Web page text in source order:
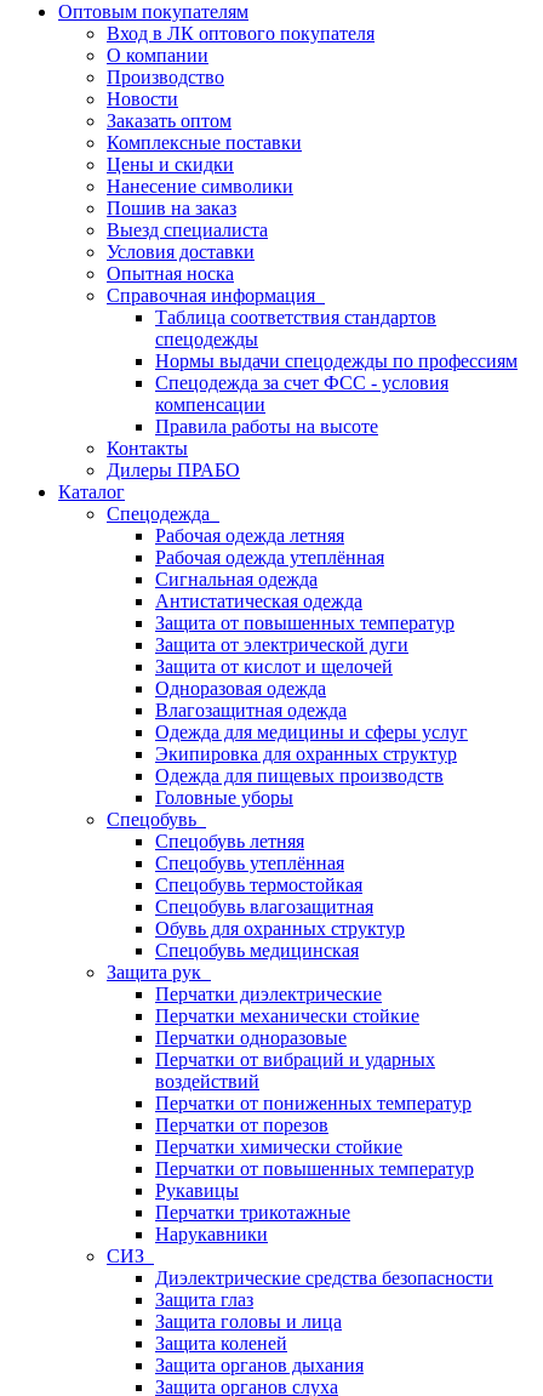
Оптовым покупателям
Вход в ЛК оптового покупателя
О компании
Производство
Новости
Заказать оптом
Комплексные поставки
Цены и скидки
Нанесение символики
Пошив на заказ
Выезд специалиста
Условия доставки
Опытная носка
Справочная информация
Таблица соответствия стандартов
спецодежды
Нормы выдачи спецодежды по профессиям
Спецодежда за счет ФСС - условия
компенсации
Правила работы на высоте
Контакты
Дилеры ПРАБО
Каталог
Спецодежда
Рабочая одежда летняя
Рабочая одежда утеплённая
Сигнальная одежда
Антистатическая одежда
Защита от повышенных температур
Защита от электрической дуги
Защита от кислот и щелочей
Одноразовая одежда
Влагозащитная одежда
Одежда для медицины и сферы услуг
Экипировка для охранных структур
Одежда для пищевых производств
Головные уборы
Спецобувь
Спецобувь летняя
Спецобувь утеплённая
Спецобувь термостойкая
Спецобувь влагозащитная
Обувь для охранных структур
Спецобувь медицинская
Защита рук
Перчатки диэлектрические
Перчатки механически стойкие
Перчатки одноразовые
Перчатки от вибраций и ударных
воздействий
Перчатки от пониженных температур
Перчатки от порезов
Перчатки химически стойкие
Перчатки от повышенных температур
Рукавицы
Перчатки трикотажные
Нарукавники
СИЗ
Диэлектрические средства безопасности
Защита глаз
Защита головы и лица
Защита коленей
Защита органов дыхания
Защита органов слуха